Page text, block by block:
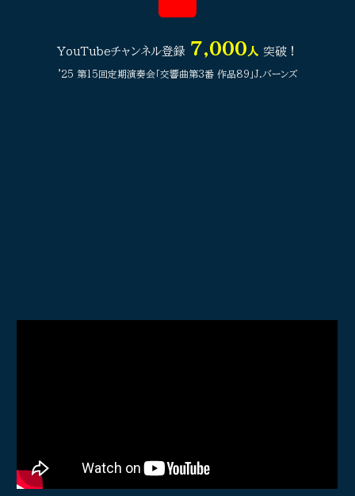
YouTubeチャンネル登録 7,000 人 突破！
'25 第15回定期演奏会「交響曲第3番 作品89」J.バーンズ